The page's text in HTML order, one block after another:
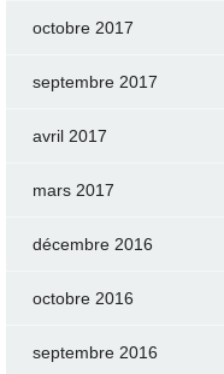
octobre 2017
septembre 2017
avril 2017
mars 2017
décembre 2016
octobre 2016
septembre 2016